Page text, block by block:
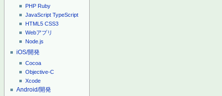
PHP Ruby
JavaScript TypeScript
HTML5 CSS3
Webアプリ
Node.js
iOS/開発
Cocoa
Objective-C
Xcode
Android/開発